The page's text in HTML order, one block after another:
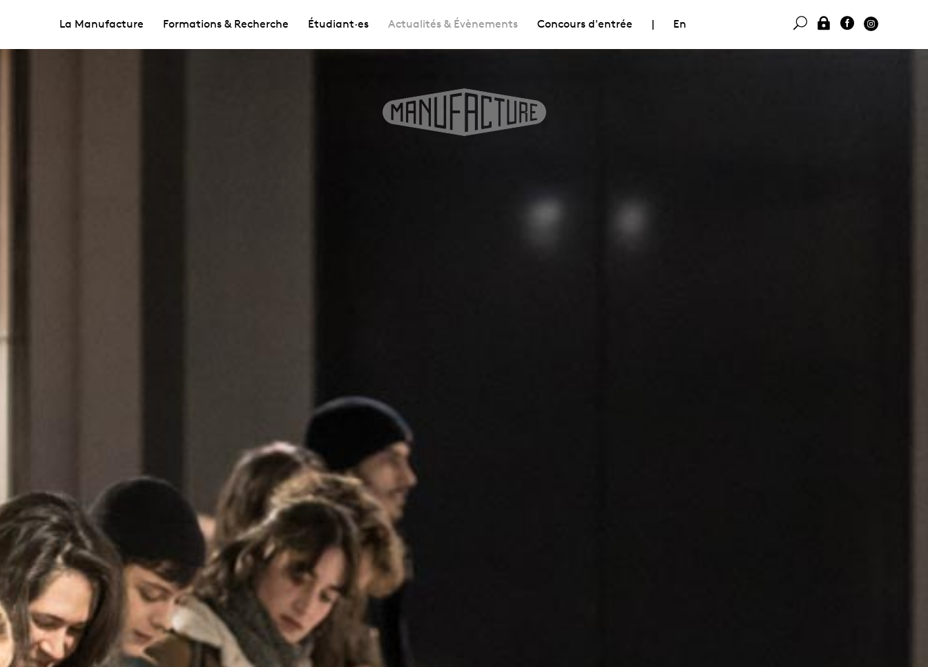
La Manufacture Formations & Recherche Étudiant·es Actualités & Évènements Concours d'entrée | En